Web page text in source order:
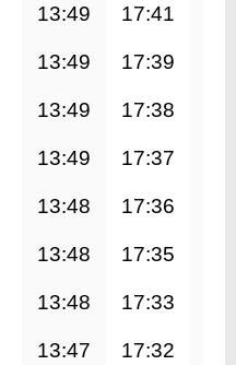
13:49 17:41
13:49 17:39
13:49 17:38
13:49 17:37
13:48 17:36
13:48 17:35
13:48 17:33
13:47 17:32